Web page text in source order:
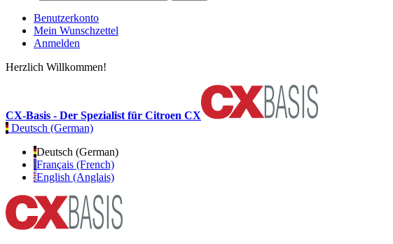
Benutzerkonto
Mein Wunschzettel
Anmelden
Herzlich Willkommen!
CX-Basis - Der Spezialist für Citroen CX
Deutsch (German)
Deutsch (German)
Français (French)
English (Anglais)